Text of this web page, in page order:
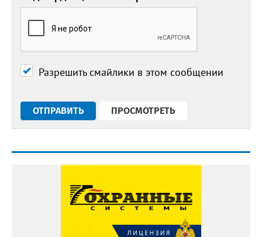
Разрешить смайлики в этом сообщении